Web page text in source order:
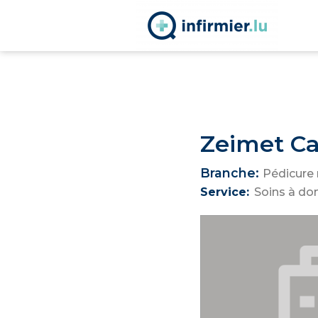
Zeimet
Branche:
Service: Soins à